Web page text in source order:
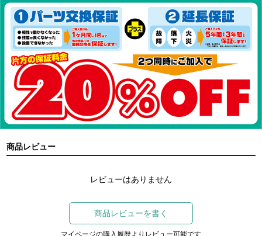
商品レビュー
レビューはありません
商品レビューを書く